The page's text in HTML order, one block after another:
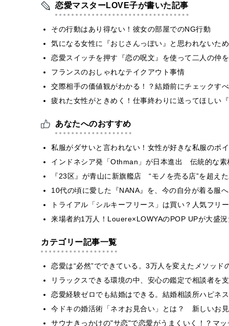
恋愛マスターLOVE子が書いた記事
その行動はあり得ない！彼女の部屋でのNG行動
気になる女性に『おじさんっぽい』と思われないた
恋愛スイッチを押す『恋の呪文』を使って二人の仲
フランスのおしゃれなテイクアウト事情
交際相手の価値観がわかる！？結婚前にチェックす
疲れた女性がときめく！仕事終わりに送ってほしい
あなたへのおすすめ
私服がダサいと言われない！女性が好きな私服のポ
インドネシア発「Othman」が日本進出 伝統的な素
『23区』が青山に新旗艦店 “モノを売る店”を超え
10代の頃に愛した『NANA』を、今の自分が着る服
トライアル「シルキーフリース」は買い？人気フリ
来場者約1万人！Louere×LOWYAのPOP UPが大盛
カテゴリー記事一覧
恋愛は“必然”でできている。3万人を変えたメソッド
リラックスできる環境の中、安心の鑑定で相談者を
恋愛経験ゼロでも結婚はできる。結婚相談所ハピネ
今ドキの婚活術「ネオお見合い」とは？ 新しいお
サウナきっかけの"サ恋"で恋愛がうまくいく！？マ